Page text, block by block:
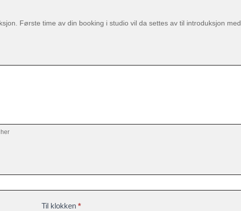
Første time av din booking i studio vil da settes av til introduksjon med
Til klokken*